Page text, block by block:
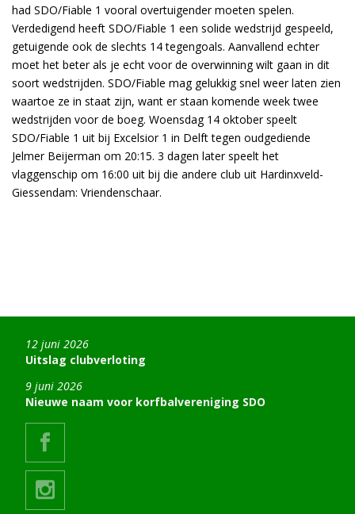
had SDO/Fiable 1 vooral overtuigender moeten spelen.
Verdedigend heeft SDO/Fiable 1 een solide wedstrijd gespeeld,
getuigende ook de slechts 14 tegengoals. Aanvallend echter
moet het beter als je echt voor de overwinning wilt gaan in dit
soort wedstrijden. SDO/Fiable mag gelukkig snel weer laten zien
waartoe ze in staat zijn, want er staan komende week twee
wedstrijden voor de boeg. Woensdag 14 oktober speelt
SDO/Fiable 1 uit bij Excelsior 1 in Delft tegen oudgediende
Jelmer Beijerman om 20:15. 3 dagen later speelt het
vlaggenschip om 16:00 uit bij die andere club uit Hardinxveld-
Giessendam: Vriendenschaar.
Uitslag clubverloting
12 juni 2026
Nieuwe naam voor korfbalvereniging SDO
9 juni 2026